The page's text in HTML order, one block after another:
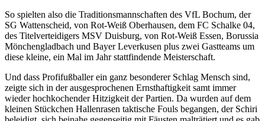
So spielten also die Traditionsmannschaften des VfL Bochum, der
SG Wattenscheid, von Rot-Weiß Oberhausen, dem FC Schalke 04,
des Titelverteidigers MSV Duisburg, von Rot-Weiß Essen, Borussia
Mönchengladbach und Bayer Leverkusen plus zwei Gastteams um
diese kleine, ein Mal im Jahr stattfindende Meisterschaft.
Und dass Profifußballer ein ganz besonderer Schlag Mensch sind,
zeigte sich in der ausgesprochenen Ernsthaftigkeit samt immer
wieder hochkochender Hitzigkeit der Partien. Da wurden auf dem
kleinen Stückchen Hallenrasen taktische Fouls begangen, der Schiri